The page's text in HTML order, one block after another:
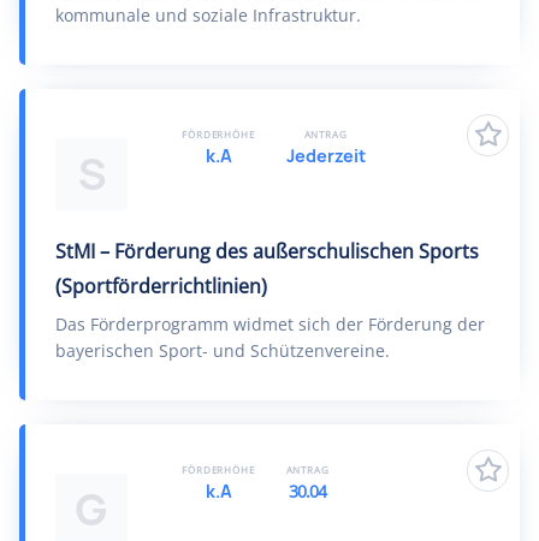
kommunale und soziale Infrastruktur.
S
StMI – Förderung des außerschulischen Sports
(Sportförderrichtlinien)
Das Förderprogramm widmet sich der Förderung der
bayerischen Sport- und Schützenvereine.
FÖRDERHÖHE
k.A
ANTRAG
Jederzeit
G
FÖRDERHÖHE
k.A
ANTRAG
30.04